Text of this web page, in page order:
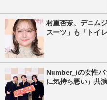
村重杏奈、デニム
スーツ」も「トイ
Number_iの女性バ
に気持ち悪い」共